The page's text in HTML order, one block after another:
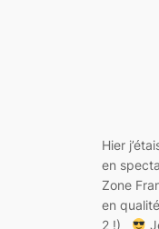
Hier
en
Zone
en
2 !)